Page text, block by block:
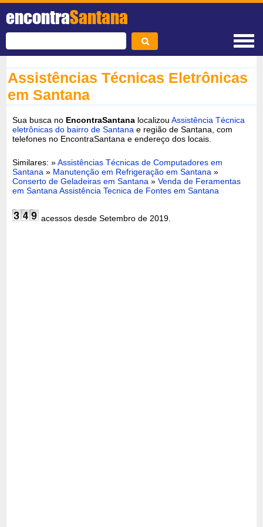
encontraSantana
Assistências Técnicas Eletrônicas
em Santana
Sua busca no EncontraSantana localizouAssistência Técnica
eletrônicas do bairro de Santana e região de Santana, com
telefones no EncontraSantana e endereço dos locais.
Similares: »Assistências Técnicas de Computadores em
Santana » Manutenção em Refrigeração em Santana »
Conserto de Geladeiras em Santana »Venda de Feramentas
em Santana Assistência Tecnica de Fontes em Santana
acessos desde Setembro de 2019.